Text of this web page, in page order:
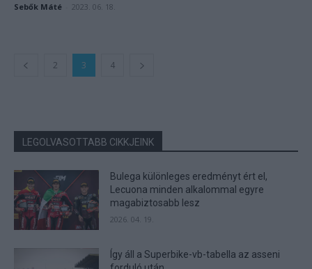
Sebők Máté 2023. 06. 18.
2 3 4
LEGOLVASOTTABB CIKKJEINK
Bulega különleges eredményt ért el,
Lecuona minden alkalommal egyre
magabiztosabb lesz
2026. 04. 19.
Így áll a Superbike-vb-tabella az asseni